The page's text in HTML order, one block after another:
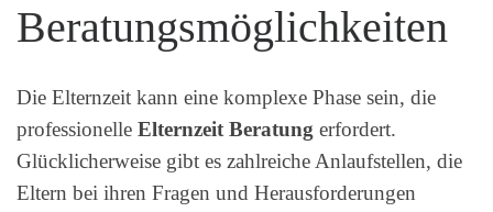
Beratungsmöglichkeiten
Die Elternzeit kann eine komplexe Phase sein, die
professionelle Elternzeit Beratung erfordert.
Glücklicherweise gibt es zahlreiche Anlaufstellen, die
Eltern bei ihren Fragen und Herausforderungen